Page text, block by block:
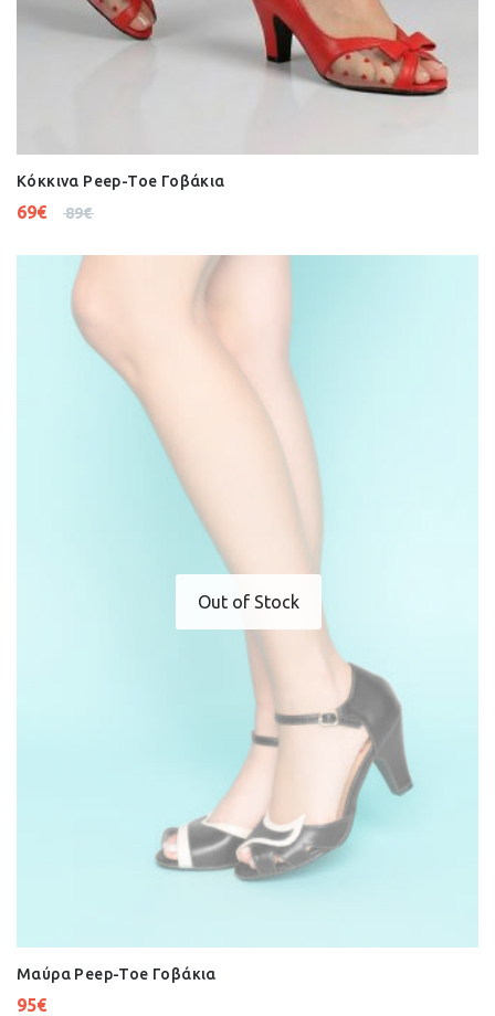
Κόκκινα Peep-Toe Γοβάκια
89€
69€
Out of Stock
Μαύρα Peep-Toe Γοβάκια
95€